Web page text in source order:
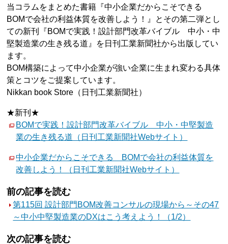
当コラムをまとめた書籍『中小企業だからこそできる
BOMで会社の利益体質を改善しよう！』とその第二弾とし
ての新刊『BOMで実践！設計部門改革バイブル 中小・中
堅製造業の生き残る道』を日刊工業新聞社から出版してい
ます。
BOM構築によって中小企業が強い企業に生まれ変わる具体
策とコツをご提案しています。
Nikkan book Store（日刊工業新聞社）
★新刊★
BOMで実践！設計部門改革バイブル 中小・中堅製造
業の生き残る道（日刊工業新聞社Webサイト）
中小企業だからこそできる BOMで会社の利益体質を
改善しよう！（日刊工業新聞社Webサイト）
前の記事を読む
第115回 設計部門BOM改善コンサルの現場から～その47
～中小中堅製造業のDXはこう考えよう！（1/2）
次の記事を読む